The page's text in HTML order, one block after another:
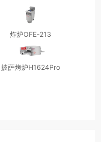
炸炉OFE-213
披萨烤炉H1624Pro